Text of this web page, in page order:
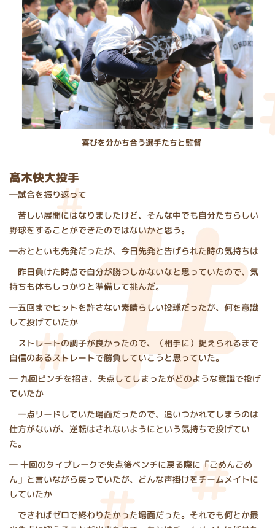
喜びを分かち合う選手たちと監督
髙木快大投手
―試合を振り返って
苦しい展開にはなりましたけど、そんな中でも自分たちらしい
野球をすることができたのではないかと思う。
―おとといも先発だったが、今日先発と告げられた時の気持ちは
昨日負けた時点で自分が勝つしかないなと思っていたので、気
持ちも体もしっかりと準備して挑んだ。
―五回までヒットを許さない素晴らしい投球だったが、何を意識
して投げていたか
ストレートの調子が良かったので、（相手に）捉えられるまで
自信のあるストレートで勝負していこうと思っていた。
― 九回ピンチを招き、失点してしまったがどのような意識で投げ
ていたか
一点リードしていた場面だったので、追いつかれてしまうのは
仕方がないが、逆転はされないようにという気持ちで投げてい
た。
― 十回のタイブレークで失点後ベンチに戻る際に「ごめんごめ
ん」と言いながら戻っていたが、どんな声掛けをチームメイトに
していたか
できればゼロで終わりたかった場面だった。それでも何とか最